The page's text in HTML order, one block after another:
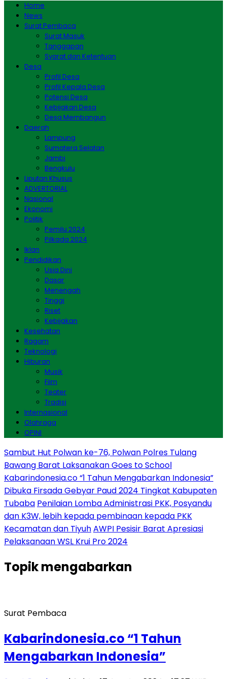
Home
News
Surat Pembaca
Surat Masuk
Tanggapan
Syarat dan Ketentuan
Desa
Profil Desa
Profil Kepala Desa
Potensi Desa
Kebijakan Desa
Desa Membangun
Daerah
Lampung
Sumatera Selatan
Jambi
Bengkulu
Liputan Khusus
ADVERTORIAL
Nasional
Ekonomi
Politik
Pemilu 2024
Pilkada 2024
Iklan
Pendidikan
Usia Dini
Dasar
Menengah
Tinggi
Riset
Kebijakan
Kesehatan
Ragam
Teknologi
Hiburan
Musik
Film
Teater
Tradisi
Internasional
Olahraga
OPINI
Sambut Hut Polwan ke-76, Polwan Polres Tulang
Bawang Barat Laksanakan Goes to School
Kabarindonesia.co “1 Tahun Mengabarkan Indonesia”
Dibuka Firsada Gebyar Paud 2024 Tingkat Kabupaten
Tubaba Penilaian Lomba Administrasi PKK, Posyandu
dan K3W, lebih kepada pembinaan kepada PKK
Kecamatan dan TiyuhAWPI Pesisir Barat Apresiasi
Pelaksanaan WSL Krui Pro 2024
Topikmengabarkan
Surat Pembaca
Kabarindonesia.co “1 Tahun
Mengabarkan Indonesia”